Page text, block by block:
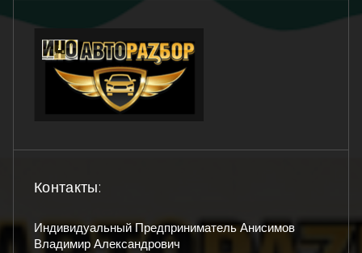
Контакты:
Индивидуальный Предприниматель Анисимов
Владимир Александрович